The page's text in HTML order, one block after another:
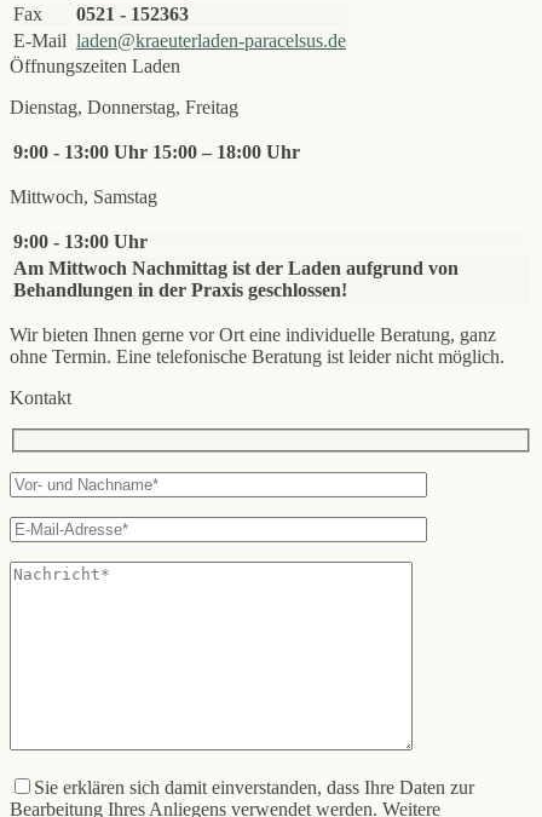
Fax
0521 - 152363
E-Mail laden@kraeuterladen-paracelsus.de
Öffnungszeiten Laden
Dienstag, Donnerstag, Freitag
9:00 - 13:00 Uhr 15:00 – 18:00 Uhr
Mittwoch, Samstag
9:00 - 13:00 Uhr
Am Mittwoch Nachmittag ist der Laden aufgrund von
Behandlungen in der Praxis geschlossen!
Wir bieten Ihnen gerne vor Ort eine individuelle Beratung, ganz
ohne Termin. Eine telefonische Beratung ist leider nicht möglich.
Kontakt
Sie erklären sich damit einverstanden, dass Ihre Daten zur
Bearbeitung Ihres Anliegens verwendet werden. Weitere